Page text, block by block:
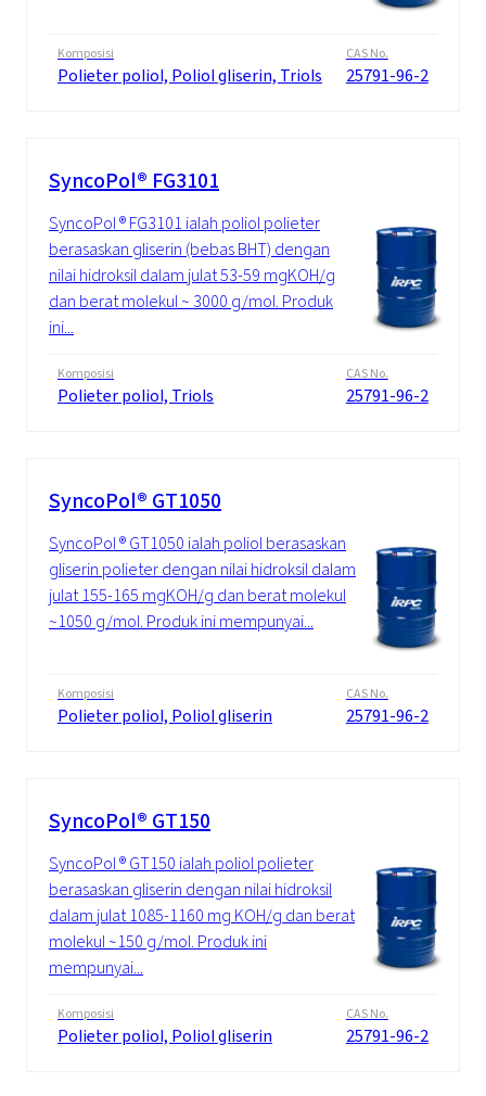
Komposisi
Polieter poliol, Poliol gliserin, Triols
CAS No.
25791-96-2
SyncoPol® FG3101
SyncoPol ® FG3101 ialah poliol polieter
berasaskan gliserin (bebas BHT) dengan
nilai hidroksil dalam julat 53-59 mgKOH/g
dan berat molekul ~ 3000 g/mol. Produk
ini...
Komposisi
Polieter poliol, Triols
CAS No.
25791-96-2
SyncoPol® GT1050
SyncoPol ® GT1050 ialah poliol berasaskan
gliserin polieter dengan nilai hidroksil dalam
julat 155-165 mgKOH/g dan berat molekul
~1050 g/mol. Produk ini mempunyai...
Komposisi
Polieter poliol, Poliol gliserin
CAS No.
25791-96-2
SyncoPol® GT150
SyncoPol ® GT150 ialah poliol polieter
berasaskan gliserin dengan nilai hidroksil
dalam julat 1085-1160 mg KOH/g dan berat
molekul ~150 g/mol. Produk ini
mempunyai...
Komposisi
Polieter poliol, Poliol gliserin
CAS No.
25791-96-2